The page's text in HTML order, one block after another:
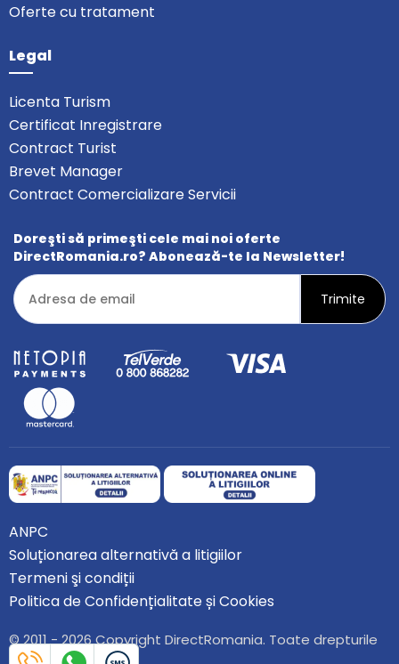
Oferte cu tratament
Legal
Licenta Turism
Certificat Inregistrare
Contract Turist
Brevet Manager
Contract Comercializare Servicii
Doreşti să primeşti cele mai noi oferte
DirectRomania.ro? Abonează-te la Newsletter!
ANPC
Soluționarea alternativă a litigiilor
Termeni şi condiții
Politica de Confidențialitate și Cookies
© 2011 - 2026 Copyright DirectRomania. Toate drepturile
rezervate.